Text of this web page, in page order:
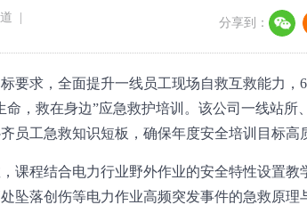
分享到：
要求，全面提升一线员工现场自救互救能力，
，救在身边”应急救护培训。该公司一线站所
员工急救知识短板，确保年度安全培训目标高
课程结合电力行业野外作业的安全特性设置教
坠落创伤等电力作业高频突发事件的急救原理